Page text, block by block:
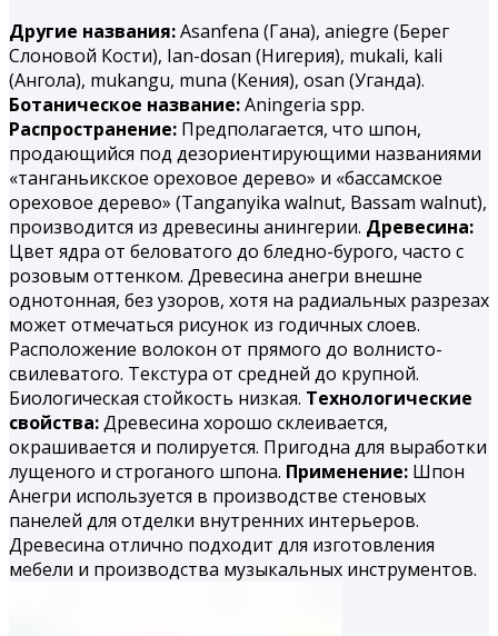
Другие названия:Asanfena (Гана), aniegre (Берег
Слоновой Кости), Ian-dosan (Нигерия), mukali, kali
(Ангола), mukangu, muna (Ке­ния), osan (Уганда).
Ботаническое название:Aningeria spp.
Распространение: Предполагается, что шпон,
продающийся под дезориентирующими названиями
«танганьикское ореховое дерево» и «бассамское
ореховое дерево» (Tanganyika walnut, Bassam walnut),
производится из древесины анингерии. Древесина:
Цвет ядра от беловатого до бледно-бурого, часто с
розовым оттенком. Древесина анегри внешне
однотонная, без узоров, хотя на радиальных разрезах
может отмечаться рисунок из годичных слоев.
Расположение волокон от прямого до волнисто-
свилеватого. Текстура от средней до крупной.
Биологическая стойкость низкая. Технологические
свойства:Древесина хорошо склеивается,
окрашивается и полируется. При­годна для выработки
лущеного и строганого шпона. Применение: Шпон
Анегри используется в производстве стеновых
панелей для отделки внутренних интерьеров.
Древесина отлично подходит для изготовления
мебели и производства музыкальных инструментов.